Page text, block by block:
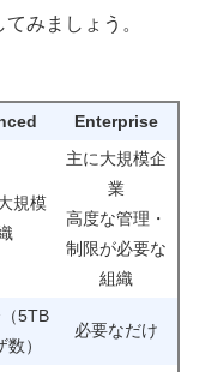
みましょう。
Enterprise
規模
主に大規模企
業
高度な管理・
制限が必要な
組織
5TB
）
必要なだけ